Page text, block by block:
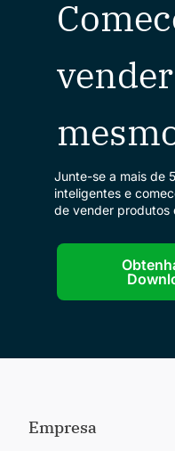
Junte-se a mais de
inteligentes e
de vender produtos
Empresa